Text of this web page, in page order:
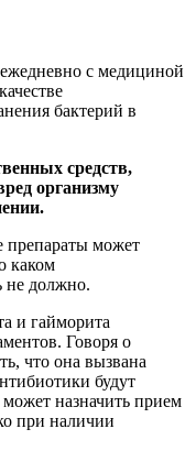
с медициной
бактерий в
средств,
организму
препараты может
каком
не должно.
и гайморита
Говоря о
что она вызвана
будут
назначить прием
при наличии